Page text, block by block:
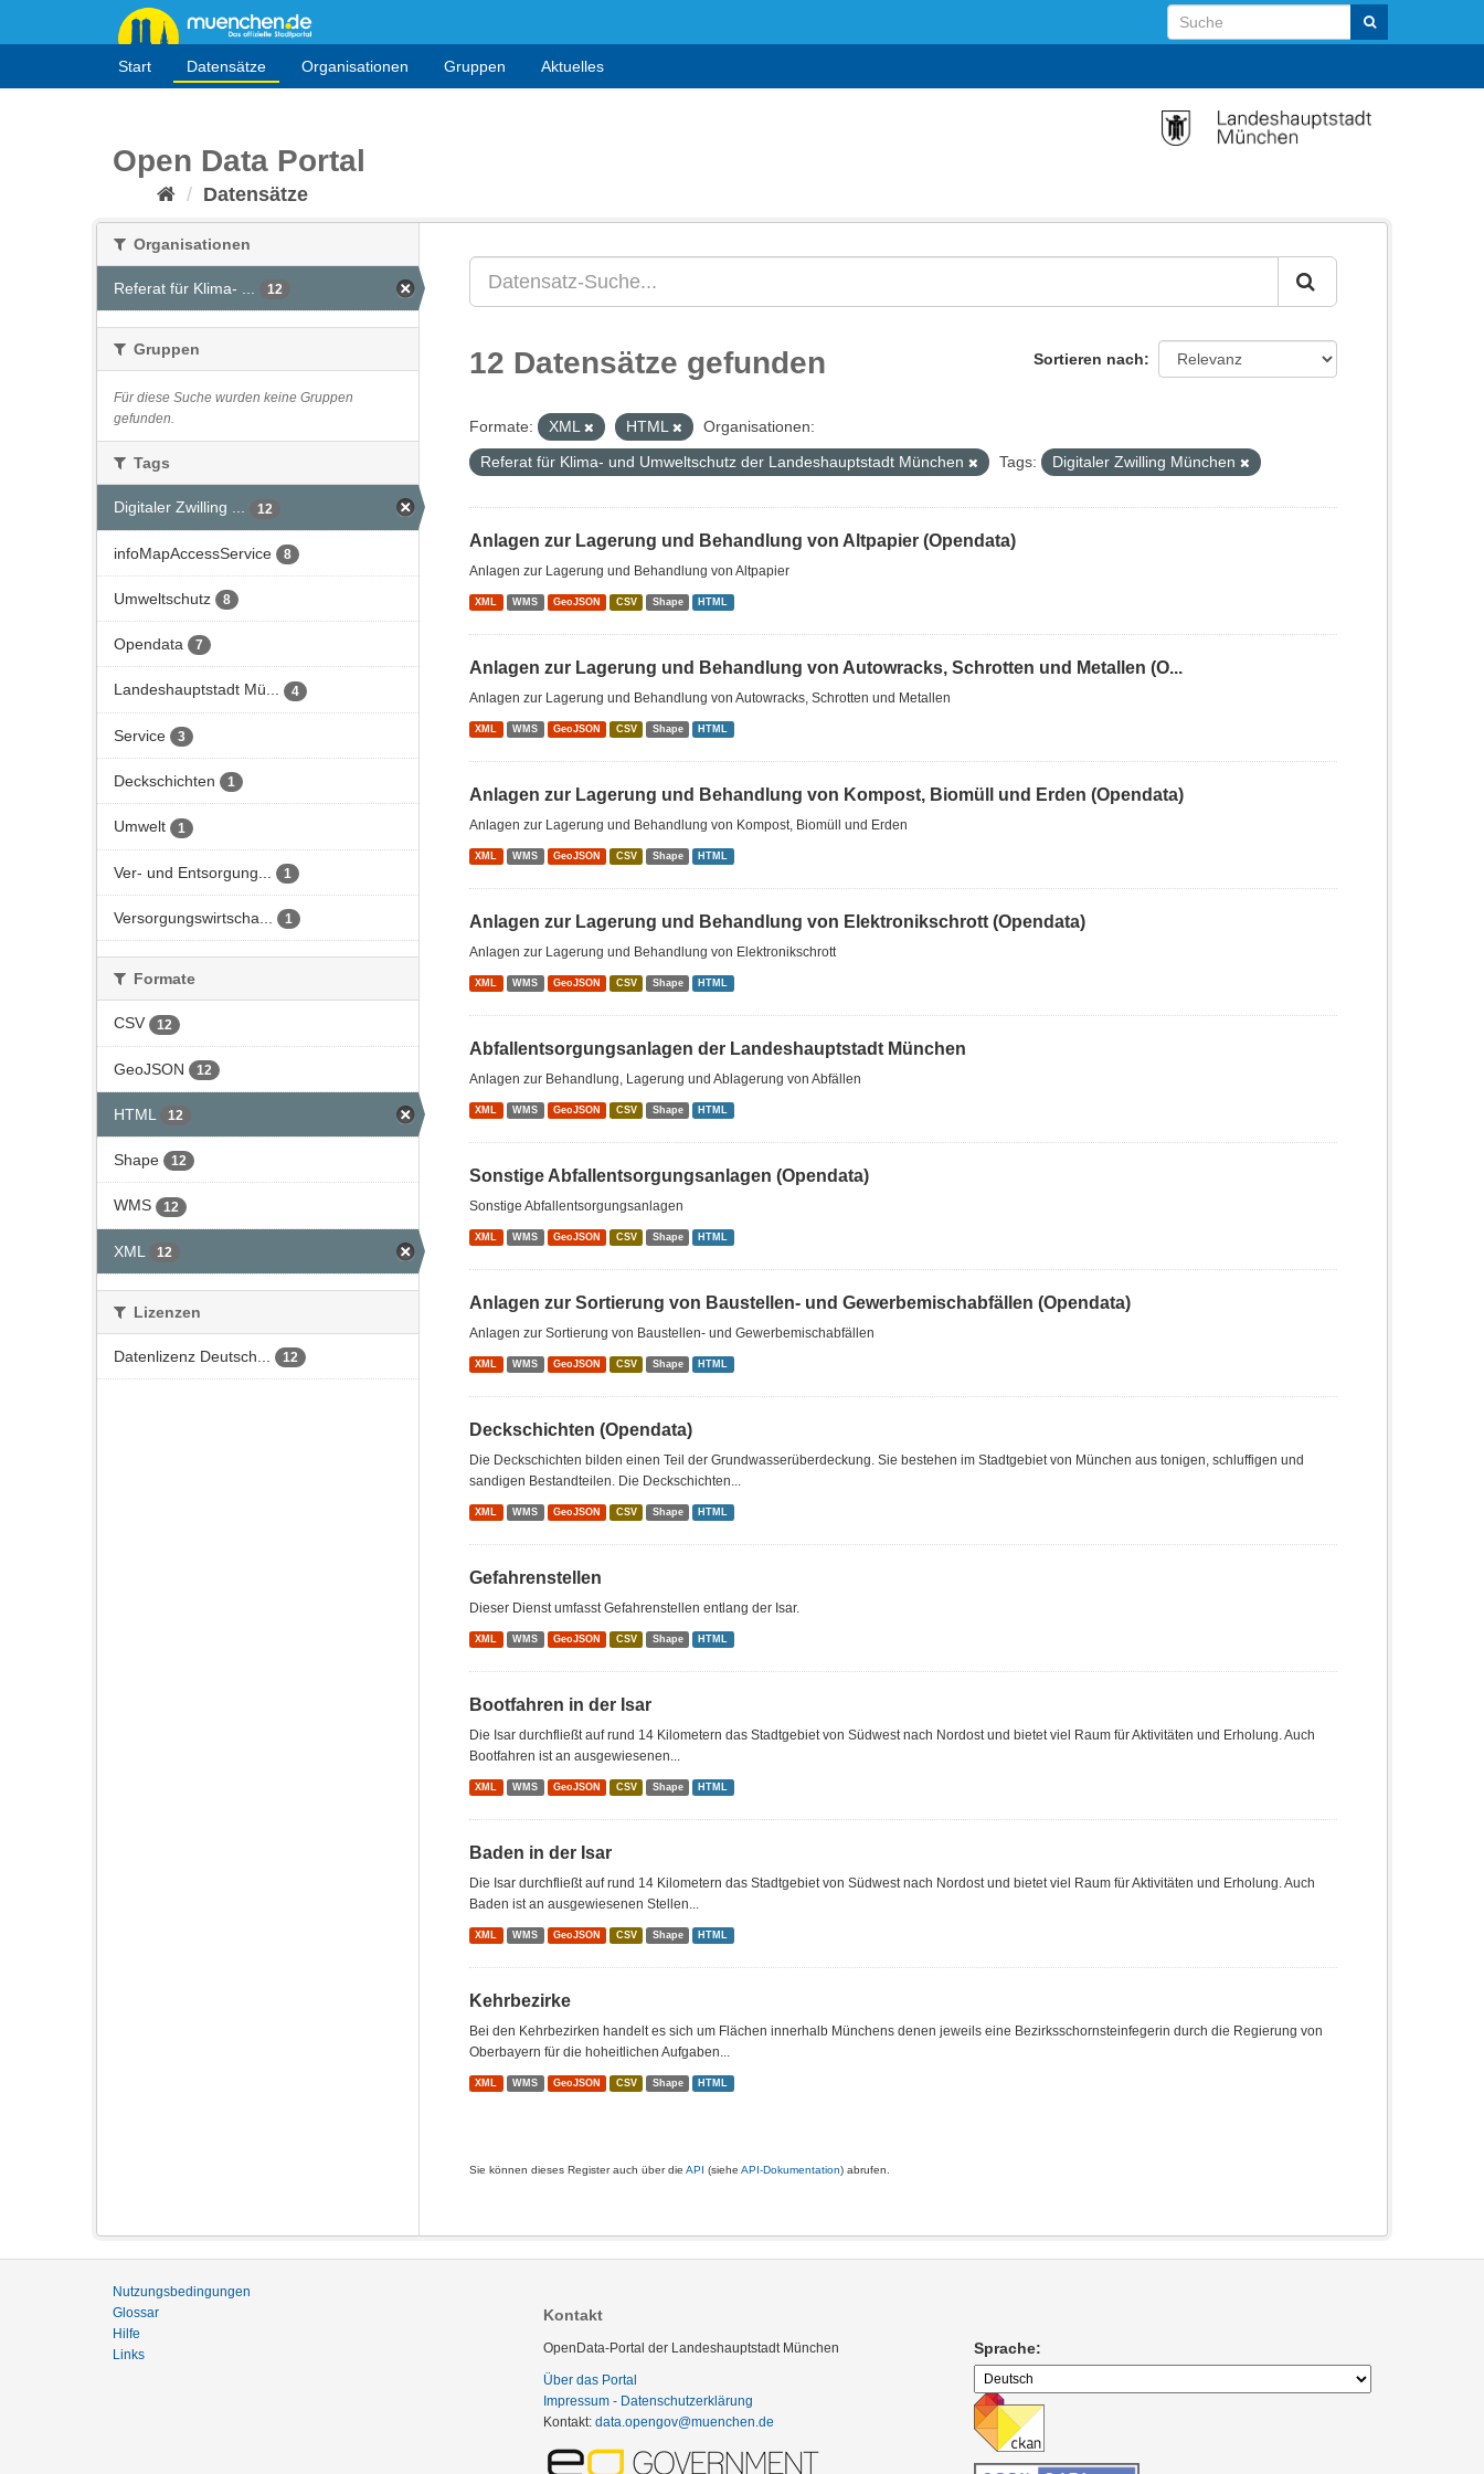
Start Datensätze Organisationen Gruppen Aktuelles
Open Data Portal
Datensätze
Organisationen
Referat für Klima- ... 12
Gruppen
Für diese Suche wurden keine Gruppen
gefunden.
Tags
Digitaler Zwilling ... 12
infoMapAccessService 8
Umweltschutz 8
Opendata 7
Landeshauptstadt Mü... 4
Service 3
Deckschichten 1
Umwelt 1
Ver- und Entsorgung... 1
Versorgungswirtscha... 1
Formate
CSV 12
GeoJSON 12
HTML 12
Shape 12
WMS 12
XML 12
Lizenzen
Datenlizenz Deutsch... 12
Sortieren nach
12 Datensätze gefunden
Formate: XML HTML
Organisationen:
Referat für Klima- und Umweltschutz der Landeshauptstadt München
Tags: Digitaler Zwilling München
Anlagen zur Lagerung und Behandlung von Altpapier (Opendata)
Anlagen zur Lagerung und Behandlung von Altpapier
XML WMS GeoJSON CSV Shape HTML
Anlagen zur Lagerung und Behandlung von Autowracks, Schrotten und Metallen (O...
Anlagen zur Lagerung und Behandlung von Autowracks, Schrotten und Metallen
XML WMS GeoJSON CSV Shape HTML
Anlagen zur Lagerung und Behandlung von Kompost, Biomüll und Erden (Opendata)
Anlagen zur Lagerung und Behandlung von Kompost, Biomüll und Erden
XML WMS GeoJSON CSV Shape HTML
Anlagen zur Lagerung und Behandlung von Elektronikschrott (Opendata)
Anlagen zur Lagerung und Behandlung von Elektronikschrott
XML WMS GeoJSON CSV Shape HTML
Abfallentsorgungsanlagen der Landeshauptstadt München
Anlagen zur Behandlung, Lagerung und Ablagerung von Abfällen
XML WMS GeoJSON CSV Shape HTML
Sonstige Abfallentsorgungsanlagen (Opendata)
Sonstige Abfallentsorgungsanlagen
XML WMS GeoJSON CSV Shape HTML
Anlagen zur Sortierung von Baustellen- und Gewerbemischabfällen (Opendata)
Anlagen zur Sortierung von Baustellen- und Gewerbemischabfällen
XML WMS GeoJSON CSV Shape HTML
Deckschichten (Opendata)
Die Deckschichten bilden einen Teil der Grundwasserüberdeckung. Sie bestehen im Stadtgebiet von München aus tonigen, schluffigen und
sandigen Bestandteilen. Die Deckschichten...
XML WMS GeoJSON CSV Shape HTML
Gefahrenstellen
Dieser Dienst umfasst Gefahrenstellen entlang der Isar.
XML WMS GeoJSON CSV Shape HTML
Bootfahren in der Isar
Die Isar durchfließt auf rund 14 Kilometern das Stadtgebiet von Südwest nach Nordost und bietet viel Raum für Aktivitäten und Erholung. Auch
Bootfahren ist an ausgewiesenen...
XML WMS GeoJSON CSV Shape HTML
Baden in der Isar
Die Isar durchfließt auf rund 14 Kilometern das Stadtgebiet von Südwest nach Nordost und bietet viel Raum für Aktivitäten und Erholung. Auch
Baden ist an ausgewiesenen Stellen...
XML WMS GeoJSON CSV Shape HTML
Kehrbezirke
Bei den Kehrbezirken handelt es sich um Flächen innerhalb Münchens denen jeweils eine Bezirksschornsteinfegerin durch die Regierung von
Oberbayern für die hoheitlichen Aufgaben...
XML WMS GeoJSON CSV Shape HTML
Sie können dieses Register auch über die API (siehe API-Dokumentation) abrufen.
Nutzungsbedingungen
Glossar
Hilfe
Links
Kontakt
OpenData-Portal der Landeshauptstadt München
Über das Portal
Impressum - Datenschutzerklärung
Kontakt: data.opengov@muenchen.de
Sprache